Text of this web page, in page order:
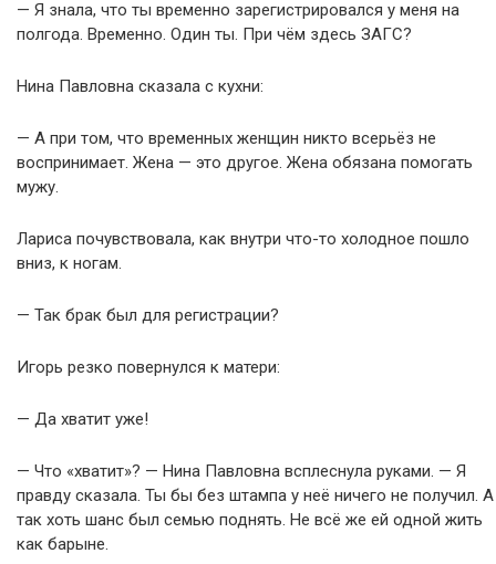
— Я знала, что ты временно зарегистрировался у меня на
полгода. Временно. Один ты. При чём здесь ЗАГС?
Нина Павловна сказала с кухни:
— А при том, что временных женщин никто всерьёз не
воспринимает. Жена — это другое. Жена обязана помогать
мужу.
Лариса почувствовала, как внутри что-то холодное пошло
вниз, к ногам.
— Так брак был для регистрации?
Игорь резко повернулся к матери:
— Да хватит уже!
— Что «хватит»? — Нина Павловна всплеснула руками. — Я
правду сказала. Ты бы без штампа у неё ничего не получил. А
так хоть шанс был семью поднять. Не всё же ей одной жить
как барыне.